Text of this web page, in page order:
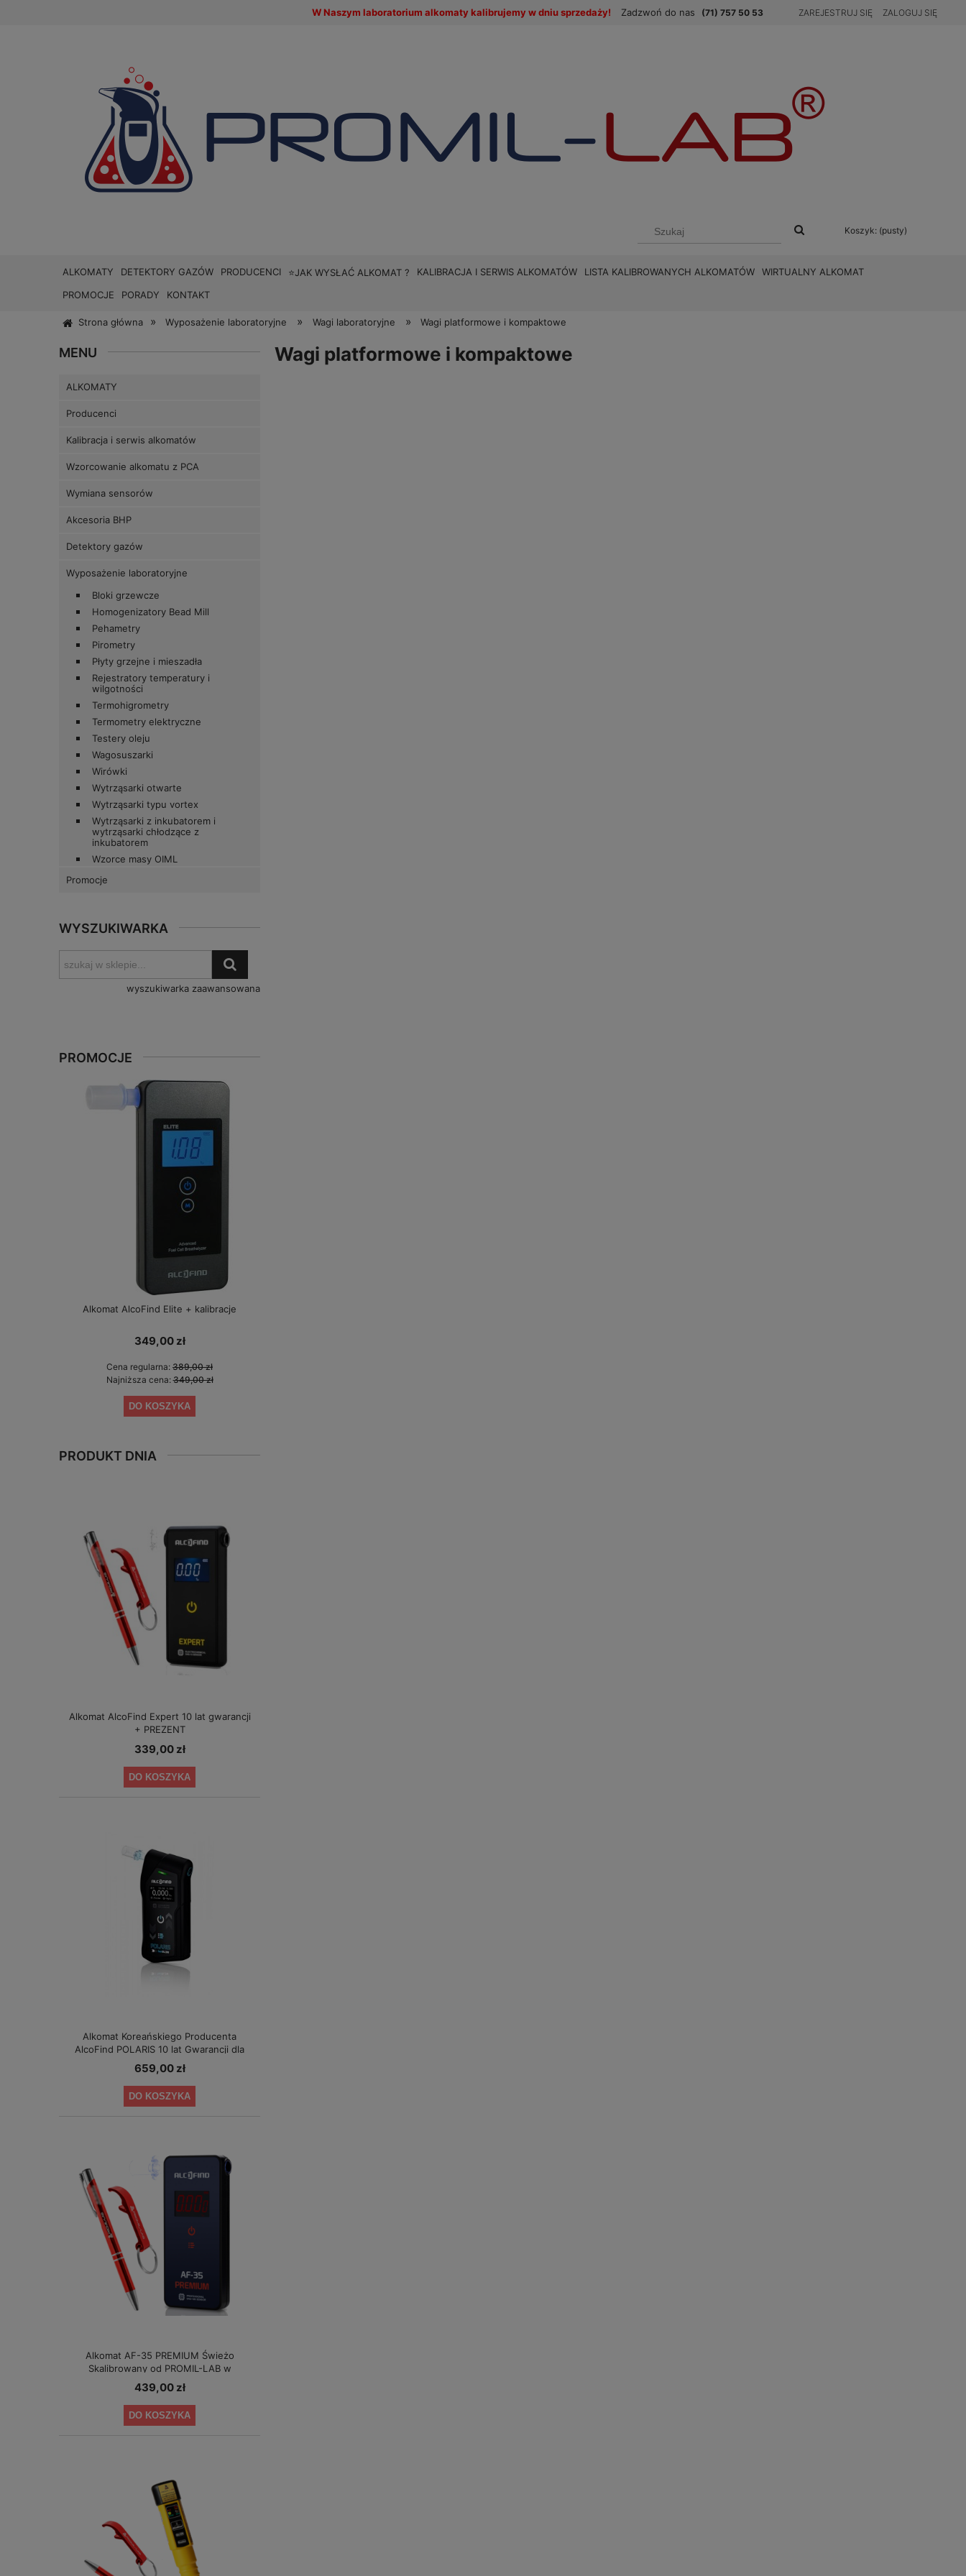
W Naszym laboratorium alkomaty kalibrujemy w dniu sprzedaży! Zadzwoń do nas (71) 757 50 53 ZAREJESTRUJ SIĘ ZALOGUJ SIĘ
Koszyk: (pusty)
ALKOMATY DETEKTORY GAZÓW PRODUCENCI ⭐JAK WYSŁAĆ ALKOMAT ? KALIBRACJA I SERWIS ALKOMATÓW LISTA KALIBROWANYCH ALKOMATÓW
WIRTUALNY ALKOMAT
PROMOCJE
PORADY KONTAKT
Strona główna » Wyposażenie laboratoryjne » Wagi laboratoryjne » Wagi platformowe i kompaktowe
MENU
ALKOMATY
Producenci
Kalibracja i serwis alkomatów
Wzorcowanie alkomatu z PCA
Wymiana sensorów
Akcesoria BHP
Detektory gazów
Wyposażenie laboratoryjne
Bloki grzewcze
Homogenizatory Bead Mill
Pehametry
Pirometry
Płyty grzejne i mieszadła
Rejestratory temperatury i
wilgotności
Termohigrometry
Termometry elektryczne
Testery oleju
Wagosuszarki
Wirówki
Wytrząsarki otwarte
Wytrząsarki typu vortex
Wytrząsarki z inkubatorem i
wytrząsarki chłodzące z
inkubatorem
Wzorce masy OIML
Promocje
WYSZUKIWARKA
wyszukiwarka zaawansowana
PROMOCJE
Alkomat AlcoFind Elite + kalibracje
349,00 zł
Cena regularna: 389,00 zł
Najniższa cena:349,00 zł
DO KOSZYKA
PRODUKT DNIA
Alkomat AlcoFind Expert 10 lat gwarancji
+ PREZENT
339,00 zł
DO KOSZYKA
Alkomat Koreańskiego Producenta
AlcoFind POLARIS 10 lat Gwarancji dla
Małych Firm
659,00 zł
DO KOSZYKA
Alkomat AF-35 PREMIUM Świeżo
Skalibrowany od PROMIL-LAB w
specjalnej cenie!
439,00 zł
DO KOSZYKA
Wagi platformowe i kompaktowe